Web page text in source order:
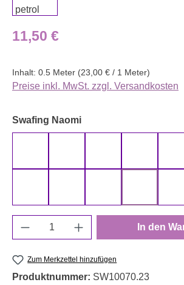
Regulärer Preis:
11,50 €
Inhalt: 0.5 Meter (23,00 € / 1 Meter)
Preise inkl. MwSt. zzgl. Versandkosten
Swafing Naomiauswählen
Produkt Anzahl: Gib den
In den
Zum Merkzettel hinzufügen
Produktnummer: SW10070.23